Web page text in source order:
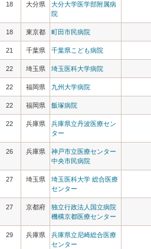
18 大分県
大分大学医学部附属病
院
18 東京都 町田市民病院
21 千葉県 千葉県こども病院
22 埼玉県 埼玉医科大学病院
22 福岡県 九州大学病院
22 福岡県 飯塚病院
22 兵庫県
兵庫県立丹波医療セン
ター
26 兵庫県
神戸市立医療センター
中央市民病院
27 埼玉県
埼玉医科大学 総合医療
センター
27 京都府
独立行政法人国立病院
機構京都医療センター
29 兵庫県
兵庫県立尼崎総合医療
センター